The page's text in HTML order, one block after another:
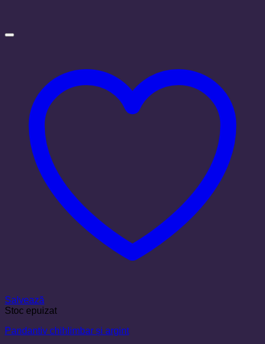
Salvează
Stoc epuizat
Pandantiv chihlimbar și argint